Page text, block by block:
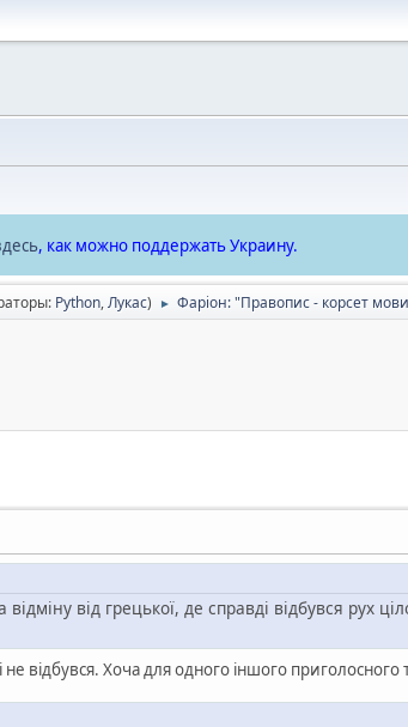
, как можно поддержать Украину.
Python,Лукас) ► Фаріон: "Правопис - корсет
від грецької, де справді відбувся рух
Хоча для одного іншого приголосного